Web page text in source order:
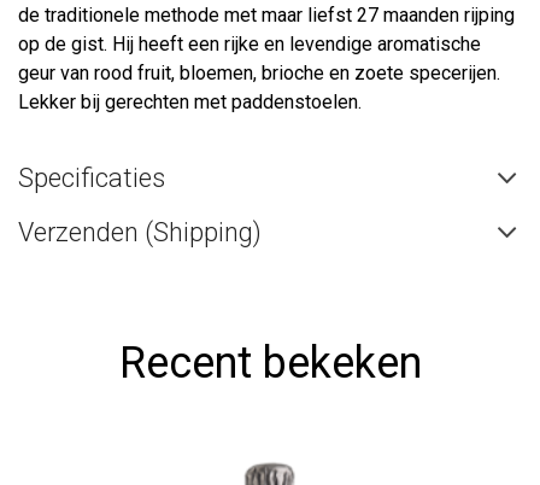
de traditionele methode met maar liefst 27 maanden rijping
op de gist. Hij heeft een rijke en levendige aromatische
geur van rood fruit, bloemen, brioche en zoete specerijen.
Lekker bij gerechten met paddenstoelen.
Specificaties
Verzenden (Shipping)
Recent bekeken